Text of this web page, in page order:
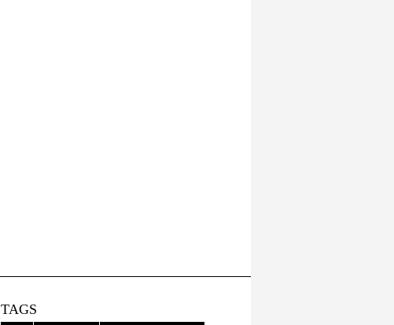
TAGS